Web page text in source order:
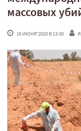
массовых
16 ИЮНЯ'2020 В 13:00